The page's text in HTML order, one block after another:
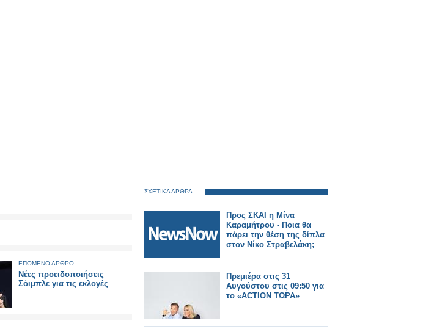
ΕΠΟΜΕΝΟ ΑΡΘΡΟ
Νέες προειδοποιήσεις
Σόιμπλε για τις εκλογές
ΣΧΕΤΙΚΑ ΑΡΘΡΑ
Προς ΣΚΑΪ η Μίνα
Καραμήτρου - Ποια θα
πάρει την θέση της δίπλα
στον Νίκο Στραβελάκη;
Πρεμιέρα στις 31
Αυγούστου στις 09:50 για
το «ACTION ΤΩΡΑ»